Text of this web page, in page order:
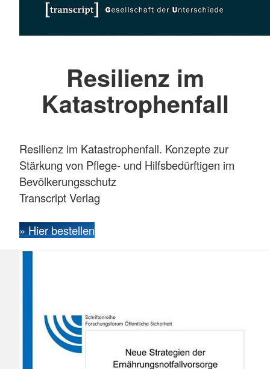
Resilienz im
Katastrophenfall
Resilienz im Katastrophenfall. Konzepte zur
Stärkung von Pflege- und Hilfsbedürftigen im
Bevölkerungsschutz
Transcript Verlag
» Hier bestellen